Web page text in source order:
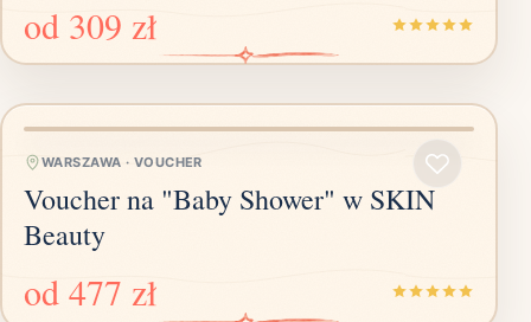
od 309 zł
WARSZAWA · VOUCHER
Voucher na "Baby Shower" w SKIN
Beauty
od 477 zł